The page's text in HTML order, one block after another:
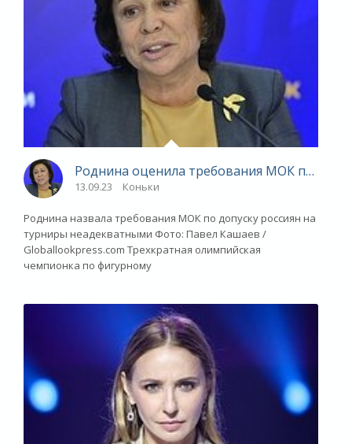
Роднина оценила требования МОК по
13.09.23 Коньки
Роднина назвала требования МОК по допуску россиян на
турниры неадекватными Фото: Павел Кашаев /
Globallookpress.com Трехкратная олимпийская
чемпионка по фигурному